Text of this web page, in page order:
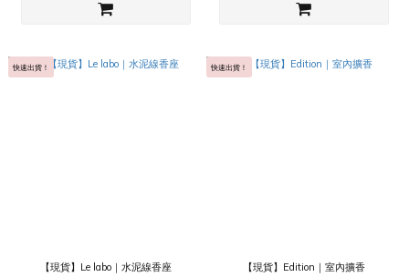
快速出貨！
【現貨】Le labo｜水泥線香座
快速出貨！
【現貨】Edition｜室內擴香